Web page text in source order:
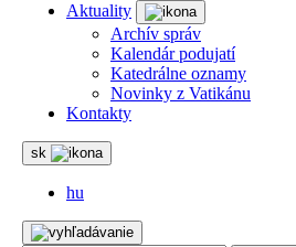
Aktuality
Archív správ
Kalendár podujatí
Katedrálne oznamy
Novinky z Vatikánu
Kontakty
sk
hu